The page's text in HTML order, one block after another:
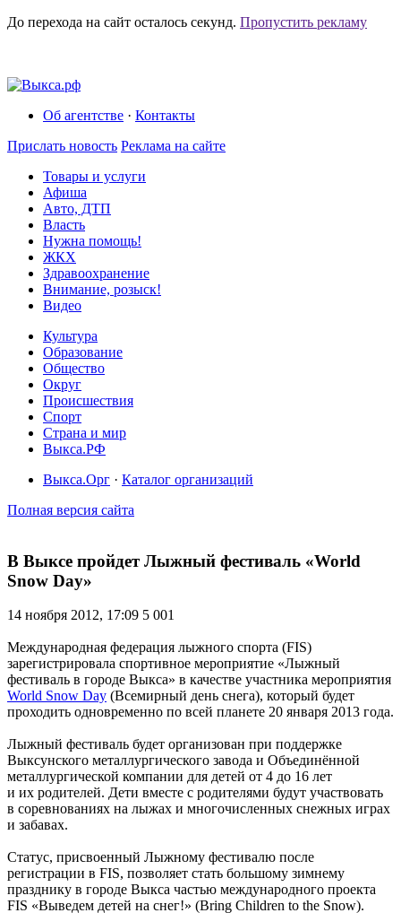
До перехода на сайт осталось секунд. Пропустить рекламу
Об агентстве · Контакты
Прислать новость Реклама на сайте
Товары и услуги
Афиша
Авто, ДТП
Власть
Нужна помощь!
ЖКХ
Здравоохранение
Внимание, розыск!
Видео
Культура
Образование
Общество
Округ
Происшествия
Спорт
Страна и мир
Выкса.РФ
Выкса.Орг · Каталог организаций
Полная версия сайта
В Выксе пройдет Лыжный фестиваль «World
Snow Day»
14 ноября 2012, 17:09 5 001
Международная федерация лыжного спорта (FIS)
зарегистрировала спортивное мероприятие «Лыжный
фестиваль в городе Выкса» в качестве участника мероприятия
World Snow Day (Всемирный день снега), который будет
проходить одновременно по всей планете 20 января 2013 года.
Лыжный фестиваль будет организован при поддержке
Выксунского металлургического завода и Объединённой
металлургической компании для детей от 4 до 16 лет
и их родителей. Дети вместе с родителями будут участвовать
в соревнованиях на лыжах и многочисленных снежных играх
и забавах.
Статус, присвоенный Лыжному фестивалю после
регистрации в FIS, позволяет стать большому зимнему
празднику в городе Выкса частью международного проекта
FIS «Выведем детей на снег!» (Bring Children to the Snow).